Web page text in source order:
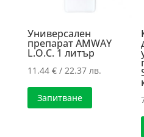
Универсален
препарат AMWAY
L.O.C. 1 литър
11.44 €/ 22.37 лв.
Запитване